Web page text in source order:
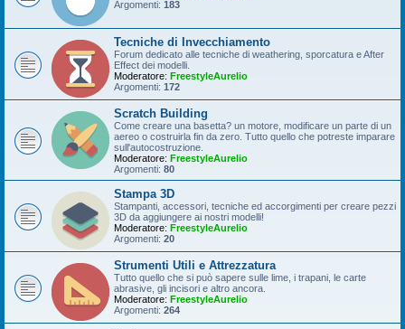
Argomenti: 183
Tecniche di Invecchiamento
Forum dedicato alle tecniche di weathering, sporcatura e After
Effect dei modelli.
Moderatore: FreestyleAurelio
Argomenti: 172
Scratch Building
Come creare una basetta? un motore, modificare un parte di un
aereo o costruirla fin da zero. Tutto quello che potreste imparare
sull'autocostruzione.
Moderatore: FreestyleAurelio
Argomenti: 80
Stampa 3D
Stampanti, accessori, tecniche ed accorgimenti per creare pezzi
3D da aggiungere ai nostri modelli!
Moderatore: FreestyleAurelio
Argomenti: 20
Strumenti Utili e Attrezzatura
Tutto quello che si può sapere sulle lime, i trapani, le carte
abrasive, gli incisori e altro ancora.
Moderatore: FreestyleAurelio
Argomenti: 264